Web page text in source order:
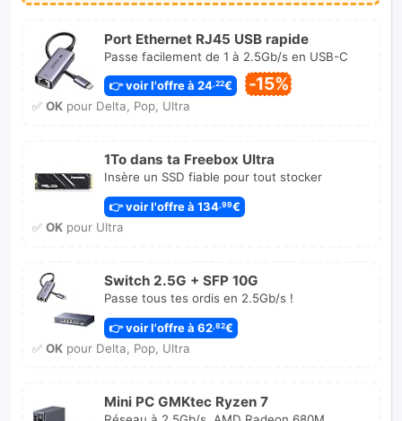
Port Ethernet RJ45 USB rapide
Passe facilement de 1 à 2.5Gb/s en USB-C
👉 voir l'offre à 24 ,22€ -15%
✅ OKpour Delta, Pop, Ultra
1To dans ta Freebox Ultra
Insère un SSD fiable pour tout stocker
👉 voir l'offre à 134 ,99€
✅ OKpour Ultra
Switch 2.5G + SFP 10G
Passe tous tes ordis en 2.5Gb/s !
👉 voir l'offre à 62,82€
✅ OKpour Delta, Pop, Ultra
Mini PC GMKtec Ryzen 7